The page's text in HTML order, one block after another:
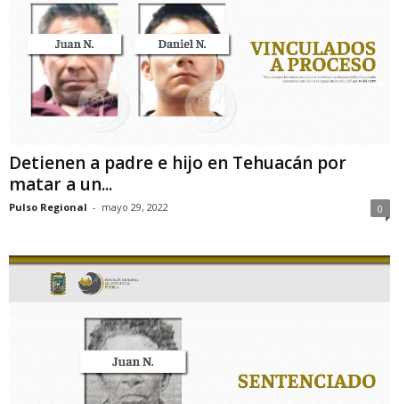
Detienen a padre e hijo en Tehuacán por
matar a un...
Pulso Regional - mayo 29, 2022 0